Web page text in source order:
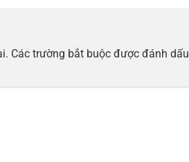
Các trường bắt buộc được đánh dấu